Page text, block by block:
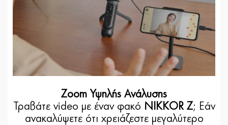
Zoom Υψηλής Ανάλυσης
Τραβάτε video με έναν φακό NIKKOR Z; Εάν
ανακαλύψετε ότι χρειάζεστε μεγαλύτερο